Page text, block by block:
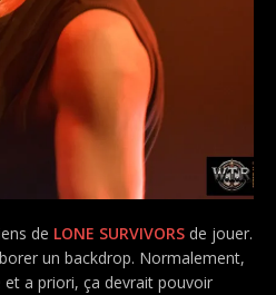
de LONE SURVIVORS de jouer.
un backdrop. Normalement,
a priori, ça devrait pouvoir